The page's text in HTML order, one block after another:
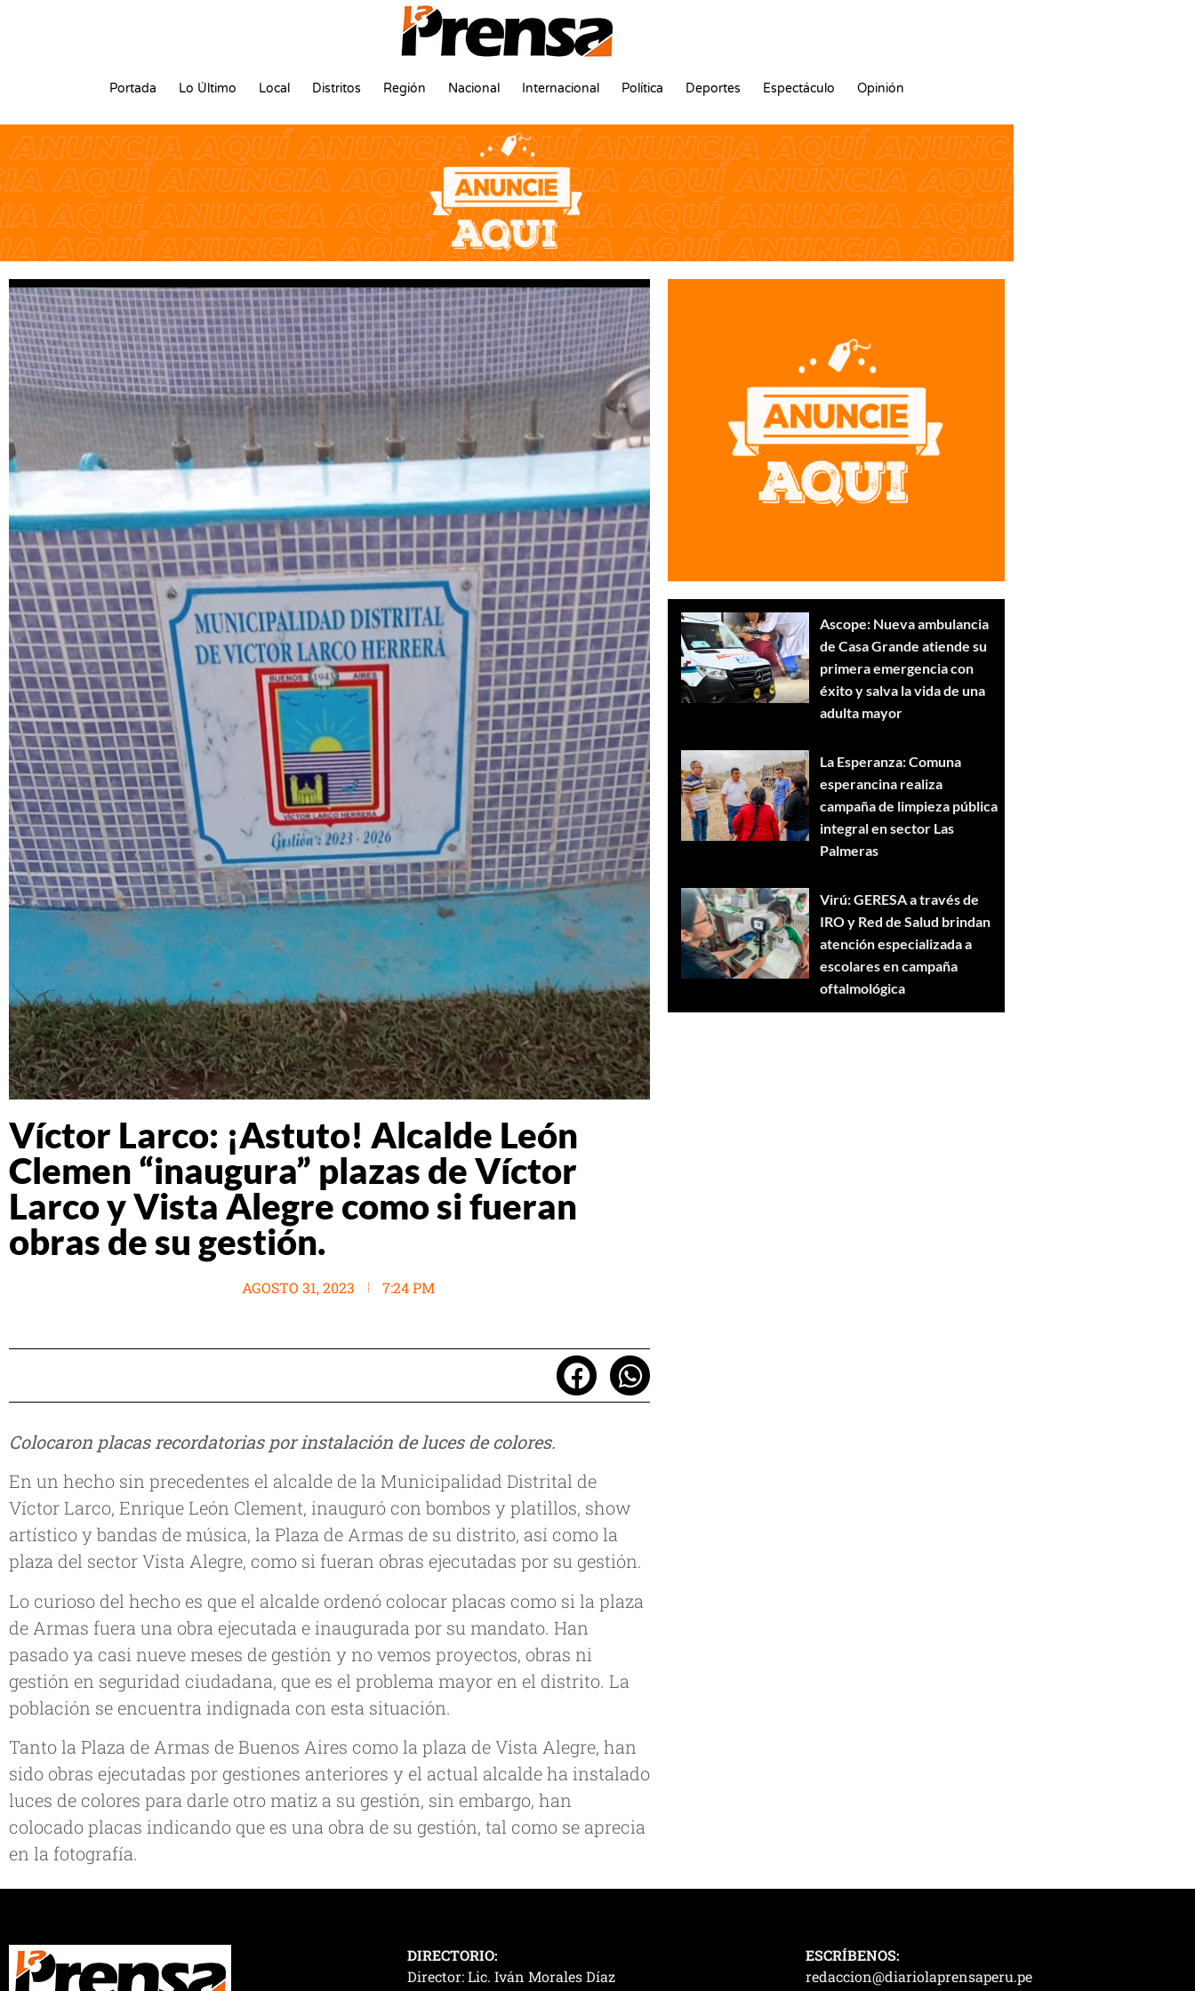
Portada Lo Último Local Distritos Región Nacional Internacional Política Deportes Espectáculo Opinión
Víctor Larco: ¡Astuto! Alcalde León
Clemen “inaugura” plazas de Víctor
Larco y Vista Alegre como si fueran
obras de su gestión.
AGOSTO 31, 2023 7:24 PM
Colocaron placas recordatorias por instalación de luces de colores.
En un hecho sin precedentes el alcalde de la Municipalidad Distrital de
Víctor Larco, Enrique León Clement, inauguró con bombos y platillos, show
artístico y bandas de música, la Plaza de Armas de su distrito, así como la
plaza del sector Vista Alegre, como si fueran obras ejecutadas por su gestión.
Lo curioso del hecho es que el alcalde ordenó colocar placas como si la plaza
de Armas fuera una obra ejecutada e inaugurada por su mandato. Han
pasado ya casi nueve meses de gestión y no vemos proyectos, obras ni
gestión en seguridad ciudadana, que es el problema mayor en el distrito. La
población se encuentra indignada con esta situación.
Tanto la Plaza de Armas de Buenos Aires como la plaza de Vista Alegre, han
sido obras ejecutadas por gestiones anteriores y el actual alcalde ha instalado
luces de colores para darle otro matiz a su gestión, sin embargo, han
colocado placas indicando que es una obra de su gestión, tal como se aprecia
en la fotografía.
Ascope: Nueva ambulancia
de Casa Grande atiende su
primera emergencia con
éxito y salva la vida de una
adulta mayor
La Esperanza: Comuna
esperancina realiza
campaña de limpieza pública
integral en sector Las
Palmeras
Virú: GERESA a través de
IRO y Red de Salud brindan
atención especializada a
escolares en campaña
oftalmológica
DIRECTORIO:
Director: Lic. Iván Morales Díaz
ESCRÍBENOS:
redaccion@diariolaprensaperu.pe